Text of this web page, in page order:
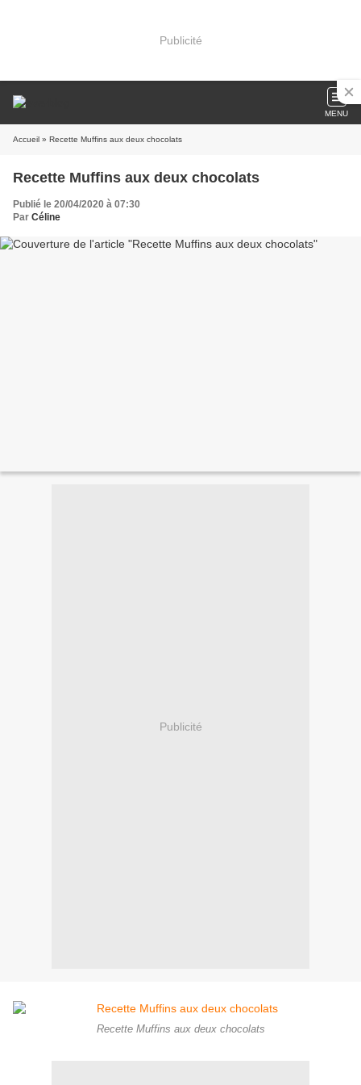
Publicité
MENU
Accueil » Recette Muffins aux deux chocolats
Recette Muffins aux deux chocolats
Publié le 20/04/2020 à 07:30
Par Céline
Publicité
Recette Muffins aux deux chocolats